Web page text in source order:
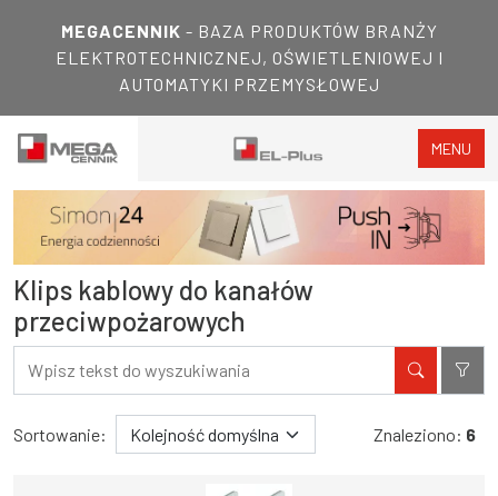
MEGACENNIK - BAZA PRODUKTÓW BRANŻY
ELEKTROTECHNICZNEJ, OŚWIETLENIOWEJ I
AUTOMATYKI PRZEMYSŁOWEJ
MENU
Klips kablowy do kanałów
przeciwpożarowych
Filtry
Wyniki wyszukiwania
Sortowanie: Znaleziono: 6